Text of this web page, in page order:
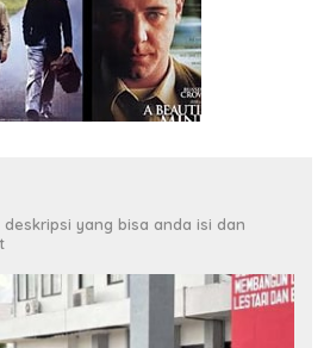
yang bisa anda isi dan